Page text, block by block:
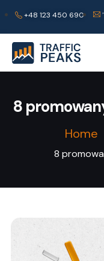
+48 123 450 690
8
Home
8